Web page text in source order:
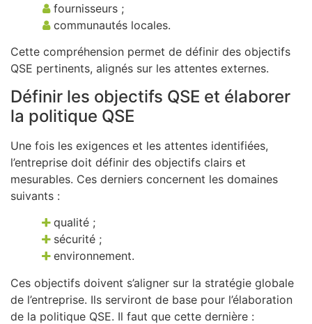
fournisseurs ;
communautés locales.
Cette compréhension permet de définir des objectifs
QSE pertinents, alignés sur les attentes externes.
Définir les objectifs QSE et élaborer
la politique QSE
Une fois les exigences et les attentes identifiées,
l’entreprise doit définir des objectifs clairs et
mesurables. Ces derniers concernent les domaines
suivants :
qualité ;
sécurité ;
environnement.
Ces objectifs doivent s’aligner sur la stratégie globale
de l’entreprise. Ils serviront de base pour l’élaboration
de la politique QSE. Il faut que cette dernière :